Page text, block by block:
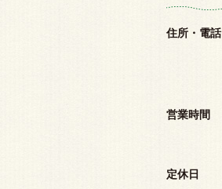
住所・電話
営業時間
定休日